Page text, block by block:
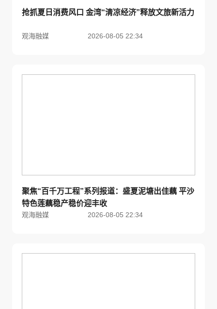
抢抓夏日消费风口 金湾“清凉经济”释放文旅新活力
观海融媒 2026-08-05 22:34
聚焦“百千万工程”系列报道：盛夏泥塘出佳藕 平沙
特色莲藕稳产稳价迎丰收
观海融媒 2026-08-05 22:34